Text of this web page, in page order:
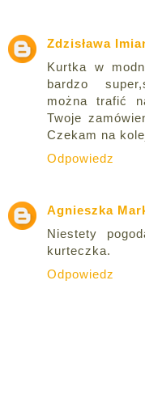
Zdzisława
Kurtka w
bardzo
można trafić
Twoje
Czekam na
Odpowiedz
Agnieszka
Niestety
kurteczka.
Odpowiedz